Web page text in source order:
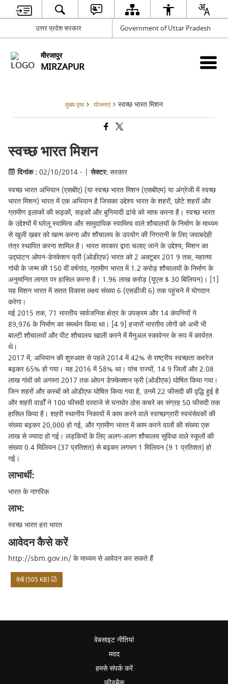
उत्तर प्रदेश सरकार Government of Uttar Pradesh
मीरजापुर
MIRZAPUR
मुख्य पृष्ठ योजनाएं स्वच्छ भारत मिशन
स्वच्छ भारत मिशन
दिनांक :02/10/2014 - |सेक्टर:सरकार
स्वच्छ भारत अभियान (एसबीए) (या स्वच्छ भारत मिशन (एसबीएम) या अंग्रेजी में स्वच्छ
भारत मिशन) भारत में एक अभियान है जिसका उद्देश्य भारत के शहरों, छोटे शहरों और
ग्रामीण इलाकों की सड़कों, सड़कों और बुनियादी ढांचे को साफ करना है। स्वच्छ भारत
के उद्देश्यों में घरेलू स्वामित्व और सामुदायिक स्वामित्व वाले शौचालयों के निर्माण के माध्यम
से खुली ख़बर को खत्म करना और शौचालय के उपयोग की निगरानी के लिए जवाबदेही
तंत्र स्थापित करना शामिल है। भारत सरकार द्वारा चलाए जाने के उद्देश्य, मिशन का
उद्घाटन ओपन-डेफ्केशन फ्री (ओडीएफ) भारत को 2 अक्टूबर 201 9 तक, महात्मा
गांधी के जन्म की 150 वीं वर्षगांठ, ग्रामीण भारत में 1.2 करोड़ शौचालयों के निर्माण के
अनुमानित लागत पर हासिल करना है। 1.96 लाख करोड़ (यूएस $ 30 बिलियन)। [1]
यह मिशन भारत में सतत विकास लक्ष्य संख्या 6 (एसडीजी 6) तक पहुंचने में योगदान
करेगा।
मई 2015 तक, 71 भारतीय सार्वजनिक क्षेत्र के उपक्रम और 14 कंपनियों ने
89,976 के निर्माण का समर्थन किया था। [4 9] हजारों भारतीय लोगों को अभी भी
बाल्टी शौचालयों और पीट शौचालय खाली करने में मैनुअल स्कावेनर के रूप में कार्यरत
थे।
2017 में, अभियान की शुरुआत से पहले 2014 में 42% से राष्ट्रीय स्वच्छता कवरेज
बढ़कर 65% हो गया। यह 2016 में 58% था। पांच राज्यों, 14 9 जिलों और 2.08
लाख गांवों को अगस्त 2017 तक ओपन डेफ्केक्शन फ्री (ओडीएफ) घोषित किया गया।
जिन शहरों और कस्बों को ओडीएफ घोषित किया गया है, उनमें 22 फीसदी की वृद्धि हुई है
और शहरी वार्डों ने 100 फीसदी दरवाजे से घनघोर ठोस कचरे का संग्रह 50 फीसदी तक
हासिल किया है। शहरी स्थानीय निकायों में काम करने वाले स्वाच्छग्रारी स्वयंसेवकों की
संख्या बढ़कर 20,000 हो गई, और ग्रामीण भारत में काम करने वालों की संख्या एक
लाख से ज्यादा हो गई। लड़कियों के लिए अलग-अलग शौचालय सुविधा वाले स्कूलों की
संख्या 0.4 मिलियन (37 प्रतिशत) से बढ़कर लगभग 1 मिलियन (9 1 प्रतिशत) हो
गई।
लाभार्थी:
भारत के नागरिक
लाभ:
स्वच्छ भारत हरा भारत
आवेदन कैसे करें
http://sbm.gov.in/ के माध्यम से आवेदन कर सकते हैं
देखें (505 KB)
वेबसाइट नीतियां
मदद
हमसे संपर्क करें